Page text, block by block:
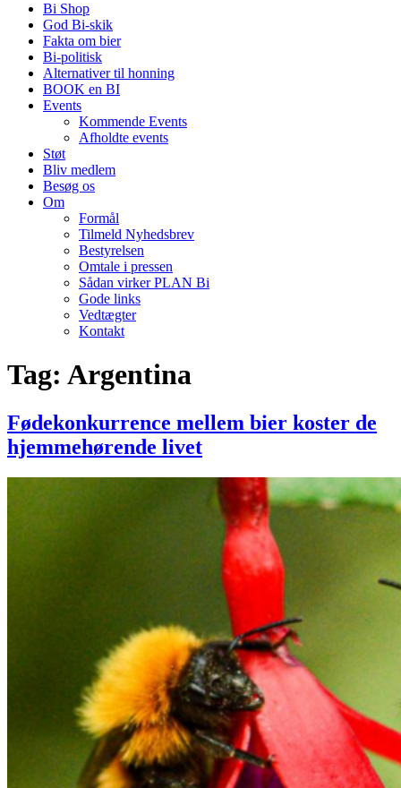
Bi Shop
God Bi-skik
Fakta om bier
Bi-politisk
Alternativer til honning
BOOK en BI
Events
Kommende Events
Afholdte events
Støt
Bliv medlem
Besøg os
Om
Formål
Tilmeld Nyhedsbrev
Bestyrelsen
Omtale i pressen
Sådan virker PLAN Bi
Gode links
Vedtægter
Kontakt
Tag: Argentina
Fødekonkurrence mellem bier koster de
hjemmehørende livet